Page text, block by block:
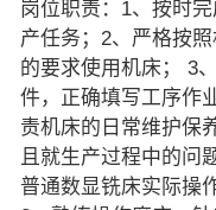
岗位职责：1、按时
产任务；2、严格按
的要求使用机床； 3
件，正确填写工序作
责机床的日常维护保
且就生产过程中的问
普通数显铣床实际操